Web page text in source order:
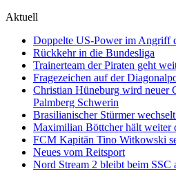
Aktuell
Doppelte US-Power im Angriff
Rückkehr in die Bundesliga
Trainerteam der Piraten geht
Fragezeichen auf der
Christian Hüneburg wird neuer
Palmberg Schwerin
Brasilianischer Stürmer
Maximilian Böttcher hält weiter
FCM Kapitän Tino Witkowski
Neues vom Reitsport
Nord Stream 2 bleibt beim SSC